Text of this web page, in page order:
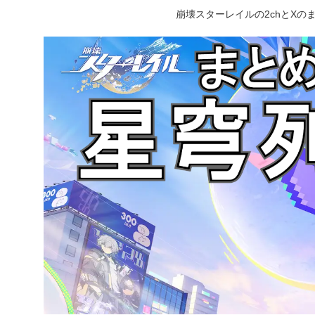
崩壊スターレイルの2chとXの